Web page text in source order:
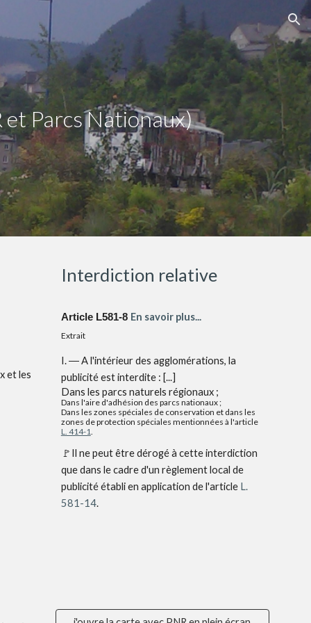
et ParcsNationaux)
et les
Interdiction relative
Article L581-8 En savoir plus...
Extrait
I. ― A l'intérieur des agglomérations, la
publicité est interdite : [...]
Dans les parcs naturels régionaux ;
Dans l'aire d'adhésion des parcs nationaux ;
Dans les zones spéciales de conservation et dans les
zones de protection spéciales mentionnées à l'article
L. 414-1.
🚩 Il ne peut être dérogé à cette interdiction
que dans le cadre d'un règlement local de
publicité établi en application de l'article L.
581-14.